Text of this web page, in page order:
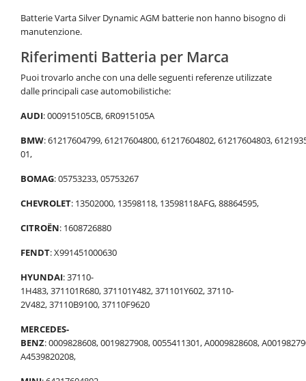
Batterie Varta Silver Dynamic AGM batterie non hanno bisogno di
manutenzione.
Riferimenti Batteria per Marca
Puoi trovarlo anche con una delle seguenti referenze utilizzate
dalle principali case automobilistiche:
AUDI: 000915105CB, 6R0915105A
BMW: 61217604799, 61217604800, 61217604802, 61217604803,
01,
BOMAG: 05753233, 05753267
CHEVROLET: 13502000, 13598118, 13598118AFG, 88864595,
CITROËN: 1608726880
FENDT: X991451000630
HYUNDAI: 37110-
1H483, 371101R680, 371101Y482, 371101Y602, 37110-
2V482, 37110B9100, 37110F9620
MERCEDES-
BENZ: 0009828608, 0019827908, 0055411301, A0009828608,
A4539820208,